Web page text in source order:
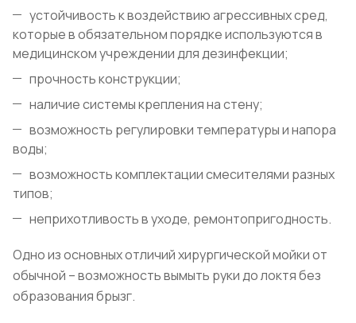
устойчивость к воздействию агрессивных сред,
которые в обязательном порядке используются в
медицинском учреждении для дезинфекции;
прочность конструкции;
наличие системы крепления на стену;
возможность регулировки температуры и напора
воды;
возможность комплектации смесителями разных
типов;
неприхотливость в уходе, ремонтопригодность.
Одно из основных отличий хирургической мойки от
обычной – возможность вымыть руки до локтя без
образования брызг.